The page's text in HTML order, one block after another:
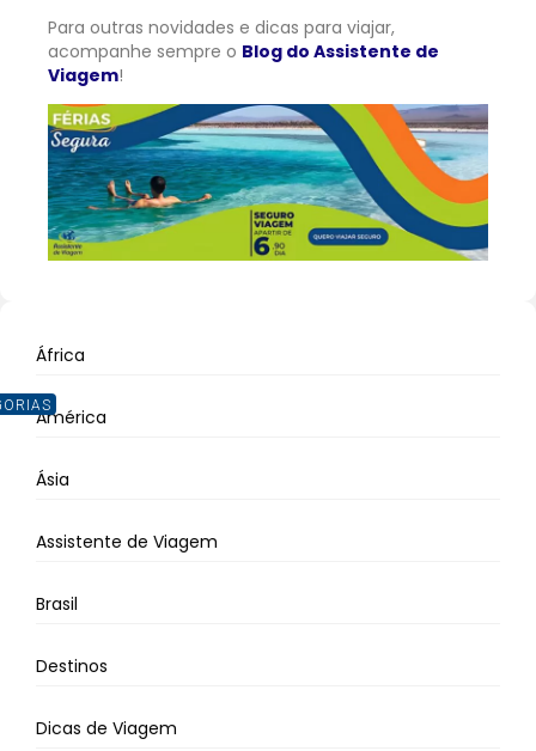
Para outras novidades e dicas para viajar,
acompanhe sempre o Blog do Assistente de
Viagem!
África
América
Ásia
Assistente de Viagem
Brasil
Destinos
Dicas de Viagem